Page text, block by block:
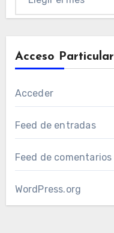
Acceso Particular
Acceder
Feed de entradas
Feed de comentarios
WordPress.org